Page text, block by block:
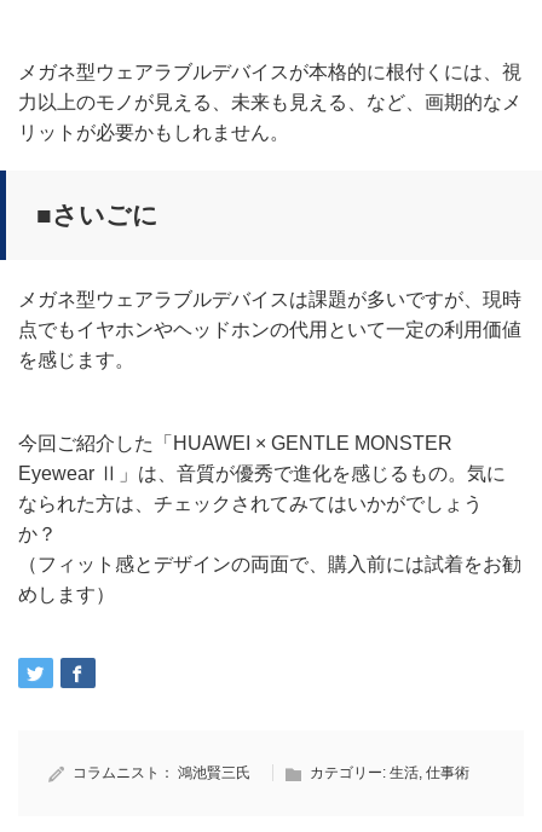
メガネ型ウェアラブルデバイスが本格的に根付くには、視
力以上のモノが見える、未来も見える、など、画期的なメ
リットが必要かもしれません。
■さいごに
メガネ型ウェアラブルデバイスは課題が多いですが、現時
点でもイヤホンやヘッドホンの代用といて一定の利用価値
を感じます。
今回ご紹介した「HUAWEI × GENTLE MONSTER
Eyewear Ⅱ」は、音質が優秀で進化を感じるもの。気に
なられた方は、チェックされてみてはいかがでしょう
か？
（フィット感とデザインの両面で、購入前には試着をお勧
めします）
コラムニスト： 鴻池賢三氏 カテゴリー: 生活 仕事術